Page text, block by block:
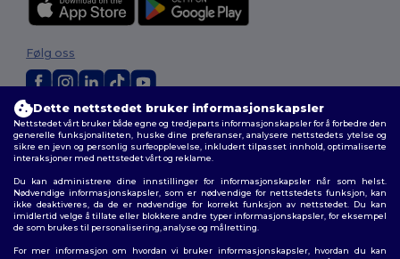
2026. Alle rettigheter forbeholdt
Generelle Vilkår|personvernerklæring|Retningslinjer for
informasjonskapsler|Nettstedsoversikt
Følg oss
Dette nettstedet bruker informasjonskapsler
Nettstedet vårt bruker både egne og tredjeparts informasjonskapsler for å forbedre den
generelle funksjonaliteten, huske dine preferanser, analysere nettstedets ytelse og
sikre en jevn og personlig surfeopplevelse, inkludert tilpasset innhold, optimaliserte
interaksjoner med nettstedet vårt og reklame.
Du kan administrere dine innstillinger for informasjonskapsler når som helst.
Nødvendige informasjonskapsler, som er nødvendige for nettstedets funksjon, kan
ikke deaktiveres, da de er nødvendige for korrekt funksjon av nettstedet. Du kan
imidlertid velge å tillate eller blokkere andre typer informasjonskapsler, for eksempel
de som brukes til personalisering, analyse og målretting.
For mer informasjon om hvordan vi bruker informasjonskapsler, hvordan du kan